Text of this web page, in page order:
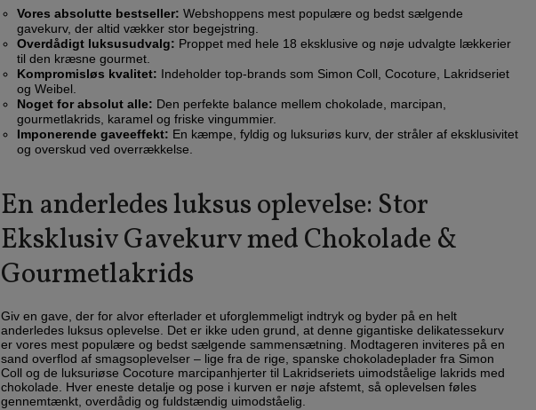
Vores absolutte bestseller: Webshoppens mest populære og bedst sælgende
gavekurv, der altid vækker stor begejstring.
Overdådigt luksusudvalg: Proppet med hele 18 eksklusive og nøje udvalgte lækkerier
til den kræsne gourmet.
Kompromisløs kvalitet: Indeholder top-brands som Simon Coll, Cocoture, Lakridseriet
og Weibel.
Noget for absolut alle: Den perfekte balance mellem chokolade, marcipan,
gourmetlakrids, karamel og friske vingummier.
Imponerende gaveeffekt: En kæmpe, fyldig og luksuriøs kurv, der stråler af eksklusivitet
og overskud ved overrækkelse.
En anderledes luksus oplevelse: Stor
Eksklusiv Gavekurv med Chokolade &
Gourmetlakrids
Giv en gave, der for alvor efterlader et uforglemmeligt indtryk og byder på en helt
anderledes luksus oplevelse. Det er ikke uden grund, at denne gigantiske delikatessekurv
er vores mest populære og bedst sælgende sammensætning. Modtageren inviteres på en
sand overflod af smagsoplevelser – lige fra de rige, spanske chokoladeplader fra Simon
Coll og de luksuriøse Cocoture marcipanhjerter til Lakridseriets uimodståelige lakrids med
chokolade. Hver eneste detalje og pose i kurven er nøje afstemt, så oplevelsen føles
gennemtænkt, overdådig og fuldstændig uimodståelig.